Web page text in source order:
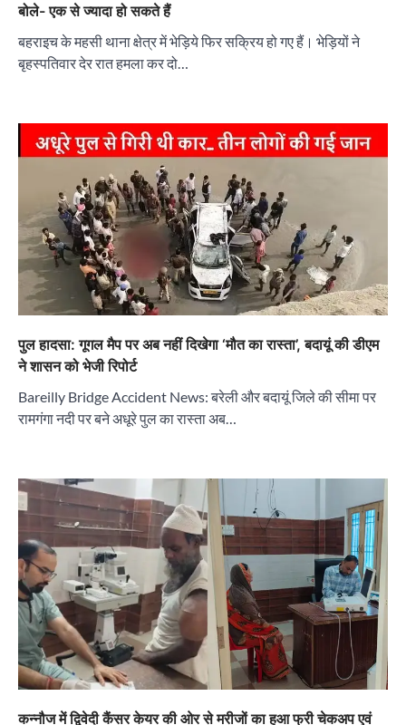
बोले- एक से ज्यादा हो सकते हैं
बहराइच के महसी थाना क्षेत्र में भेड़िये फिर सक्रिय हो गए हैं। भेड़ियों ने
बृहस्पतिवार देर रात हमला कर दो…
पुल हादसा: गूगल मैप पर अब नहीं दिखेगा ‘मौत का रास्ता’, बदायूं की डीएम
ने शासन को भेजी रिपोर्ट
Bareilly Bridge Accident News: बरेली और बदायूं जिले की सीमा पर
रामगंगा नदी पर बने अधूरे पुल का रास्ता अब…
कन्नौज में द्विवेदी कैंसर केयर की ओर से मरीजों का हुआ फ्री चेकअप एवं